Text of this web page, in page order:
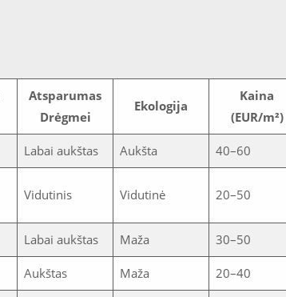
Atsparumas
Drėgmei
Ekologija
Kaina
(EUR/m²)
Labai aukštas Aukšta 40–60
Vidutinis Vidutinė 20–50
Labai aukštas Maža 30–50
Aukštas Maža 20–40